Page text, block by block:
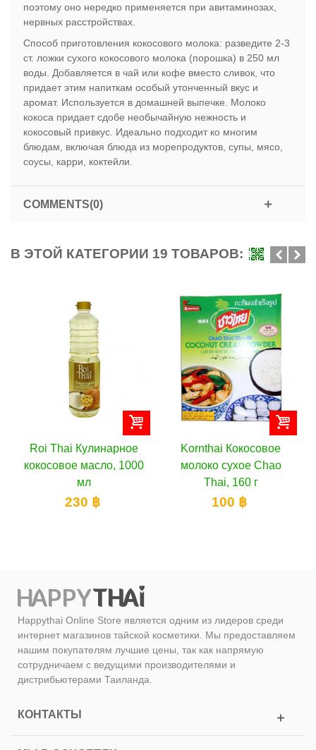
поэтому оно нередко применяется при авитаминозах,
нервных расстройствах.
Способ приготовления кокосового молока: разведите 2-3
ст. ложки сухого кокосового молока (порошка) в 250 мл
воды. Добавляется в чай или кофе вместо сливок, что
придает этим напиткам особый утонченный вкус и
аромат. Используется в домашней выпечке. Молоко
кокоса придает сдобе необычайную нежность и
кокосовый привкус. Идеально подходит ко многим
блюдам, включая блюда из морепродуктов, супы, мясо,
соусы, карри, коктейли.
COMMENTS(0)
В ЭТОЙ КАТЕГОРИИ 19 ТОВАРОВ:
Kornthai Кокосовое
молоко сухое Chao
Thai, 160 г
100 ฿
Lobo Паста Зеленое
Карри, 100 г
110 ฿
Happythai Online Store является одним из лидеров среди
интернет магазинов тайской косметики. Мы предоставляем
нашим покупателям лучшие цены, так как напрямую
сотрудничаем с ведущими производителями и
дистрибьютерами Таиланда.
КОНТАКТЫ